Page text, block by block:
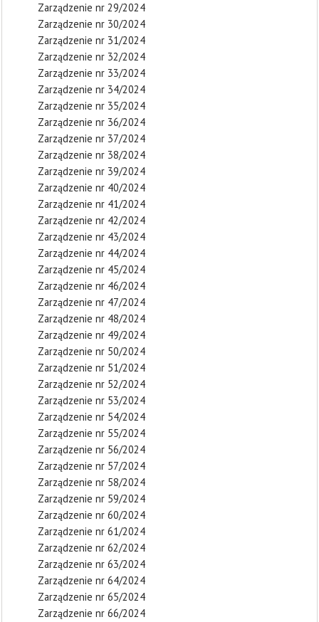
Zarządzenie nr 29/2024
Zarządzenie nr 30/2024
Zarządzenie nr 31/2024
Zarządzenie nr 32/2024
Zarządzenie nr 33/2024
Zarządzenie nr 34/2024
Zarządzenie nr 35/2024
Zarządzenie nr 36/2024
Zarządzenie nr 37/2024
Zarządzenie nr 38/2024
Zarządzenie nr 39/2024
Zarządzenie nr 40/2024
Zarządzenie nr 41/2024
Zarządzenie nr 42/2024
Zarządzenie nr 43/2024
Zarządzenie nr 44/2024
Zarządzenie nr 45/2024
Zarządzenie nr 46/2024
Zarządzenie nr 47/2024
Zarządzenie nr 48/2024
Zarządzenie nr 49/2024
Zarządzenie nr 50/2024
Zarządzenie nr 51/2024
Zarządzenie nr 52/2024
Zarządzenie nr 53/2024
Zarządzenie nr 54/2024
Zarządzenie nr 55/2024
Zarządzenie nr 56/2024
Zarządzenie nr 57/2024
Zarządzenie nr 58/2024
Zarządzenie nr 59/2024
Zarządzenie nr 60/2024
Zarządzenie nr 61/2024
Zarządzenie nr 62/2024
Zarządzenie nr 63/2024
Zarządzenie nr 64/2024
Zarządzenie nr 65/2024
Zarządzenie nr 66/2024